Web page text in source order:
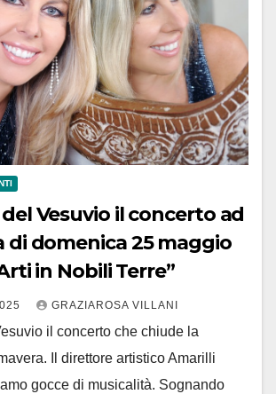
Vesuvio il concerto ad
di domenica 25 maggio
in Nobili Terre”
GRAZIAROSA VILLANI
il concerto che chiude la
Il direttore artistico Amarilli
gocce di musicalità. Sognando